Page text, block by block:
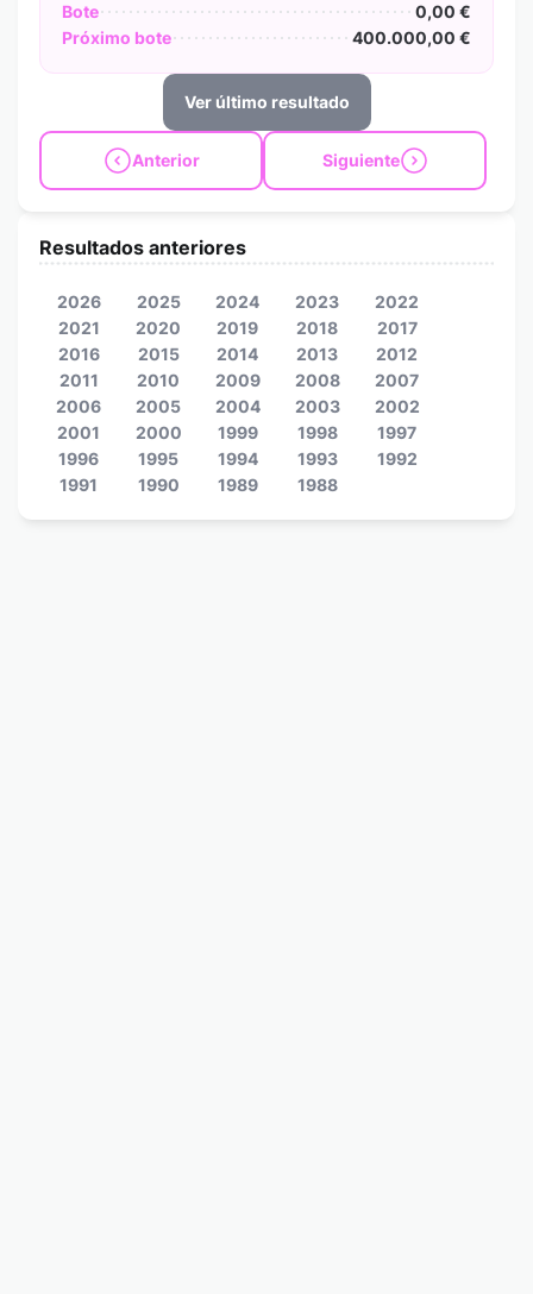
Bote
0,00 €
Próximo bote
400.000,00 €
Ver último resultado
Anterior Siguiente
Resultados anteriores
2026 2025 2024 2023
2022
2021
2020 2019 2018
2017
2016
2015 2014 2013
2012
2011
2010 2009 2008
2007
2006
2005 2004 2003
2002
2001
2000 1999 1998
1997
1996
1995 1994 1993
1992
1991
1990 1989 1988